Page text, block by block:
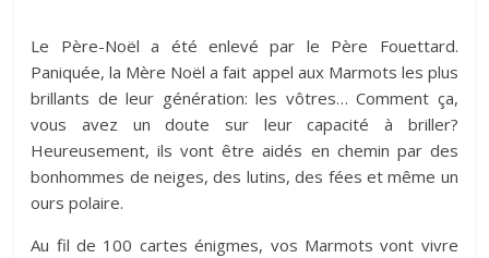
Le Père-Noël a été enlevé par le Père Fouettard.
Paniquée, la Mère Noël a fait appel aux Marmots les plus
brillants de leur génération: les vôtres… Comment ça,
vous avez un doute sur leur capacité à briller?
Heureusement, ils vont être aidés en chemin par des
bonhommes de neiges, des lutins, des fées et même un
ours polaire.
Au fil de 100 cartes énigmes, vos Marmots vont vivre